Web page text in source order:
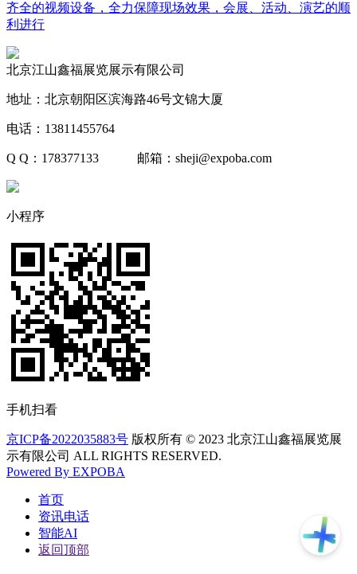
齐全的视频设备，全力保障现场效果，会展、活动、演艺的顺
利进行
北京江山鑫福展览展示有限公司
地址：北京朝阳区滨海路46号文锦大厦
电话：13811455764
Q Q：178377133 邮箱：sheji@expoba.com
小程序
手机扫看
京ICP备2022035883号 版权所有 © 2023 北京江山鑫福展览展
示有限公司 ALL RIGHTS RESERVED.
Powered By EXPOBA
首页
资讯电话
智能AI
返回顶部